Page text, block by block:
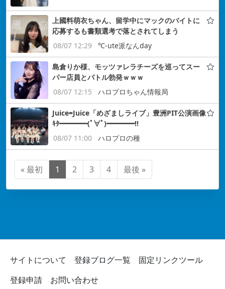
上國料萌衣ちゃん、留学中にマックのバイトに
応募するも書類選考で落とされてしまう
08/07 12:29
℃-ute派なんday
島倉りか様、モッツァレラチーズを巡ってスー
パー店員とバトル勃発ｗｗｗ
08/07 12:15
ハロプロちゃん情報局
Juice=Juice「めざましライブ」豊洲PIT公演画像
ｷﾀ━━━━(ﾟ∀ﾟ)━━━━!!
08/07 11:00
ハロプロの種
« 最初 1 2 3 4 最後 »
サイトについて 登録ブログ一覧
固定リンクツール
登録申請
お問い合わせ